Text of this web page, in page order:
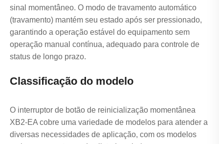
sinal momentâneo. O modo de travamento automático
(travamento) mantém seu estado após ser pressionado,
garantindo a operação estável do equipamento sem
operação manual contínua, adequado para controle de
status de longo prazo.
Classificação do modelo
O interruptor de botão de reinicialização momentânea
XB2-EA cobre uma variedade de modelos para atender a
diversas necessidades de aplicação, com os modelos